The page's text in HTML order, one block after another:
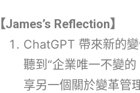
【James’s Reflection】
ChatGPT 帶來新的
聽到“企業唯一不變
享另一個關於變革管